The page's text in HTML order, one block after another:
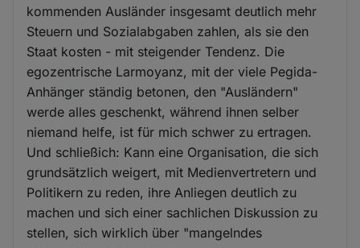
kommenden Ausländer insgesamt deutlich mehr
Steuern und Sozialabgaben zahlen, als sie den
Staat kosten - mit steigender Tendenz. Die
egozentrische Larmoyanz, mit der viele Pegida-
Anhänger ständig betonen, den "Ausländern"
werde alles geschenkt, während ihnen selber
niemand helfe, ist für mich schwer zu ertragen.
Und schließich: Kann eine Organisation, die sich
grundsätzlich weigert, mit Medienvertretern und
Politikern zu reden, ihre Anliegen deutlich zu
machen und sich einer sachlichen Diskussion zu
stellen, sich wirklich über "mangelndes